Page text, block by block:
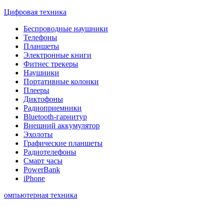
Цифровая техника
Беспроводные наушники
Телефоны
Планшеты
Электронные книги
Фитнес трекеры
Наушники
Портативные колонки
Плееры
Диктофоны
Радиоприемники
Bluetooth-гарнитур
Внешний аккумулятор
Эхолоты
Графические планшеты
Радиотелефоны
Смарт часы
PowerBank
iPhone
омпьютерная техника